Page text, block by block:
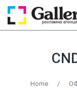
Home /